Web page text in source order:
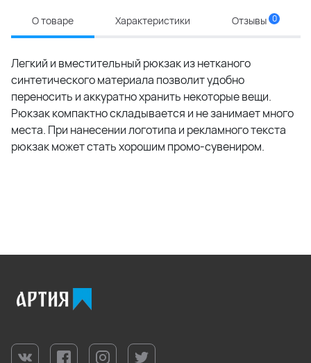
О товаре Характеристики Отзывы 0
Легкий и вместительный рюкзак из нетканого
синтетического материала позволит удобно
переносить и аккуратно хранить некоторые вещи.
Рюкзак компактно складывается и не занимает много
места. При нанесении логотипа и рекламного текста
рюкзак может стать хорошим промо-сувениром.